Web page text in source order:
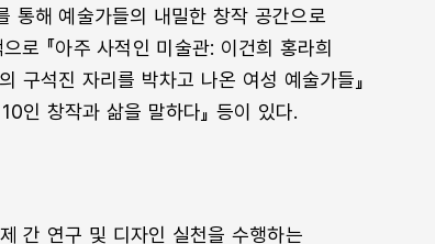
통해 예술가들의 내밀한 창작 공간으로
로 『아주 사적인 미술관: 이건희 홍라희
구석진 자리를 박차고 나온 여성 예술가들』
인 창작과 삶을 말하다』 등이 있다.
간 연구 및 디자인 실천을 수행하는